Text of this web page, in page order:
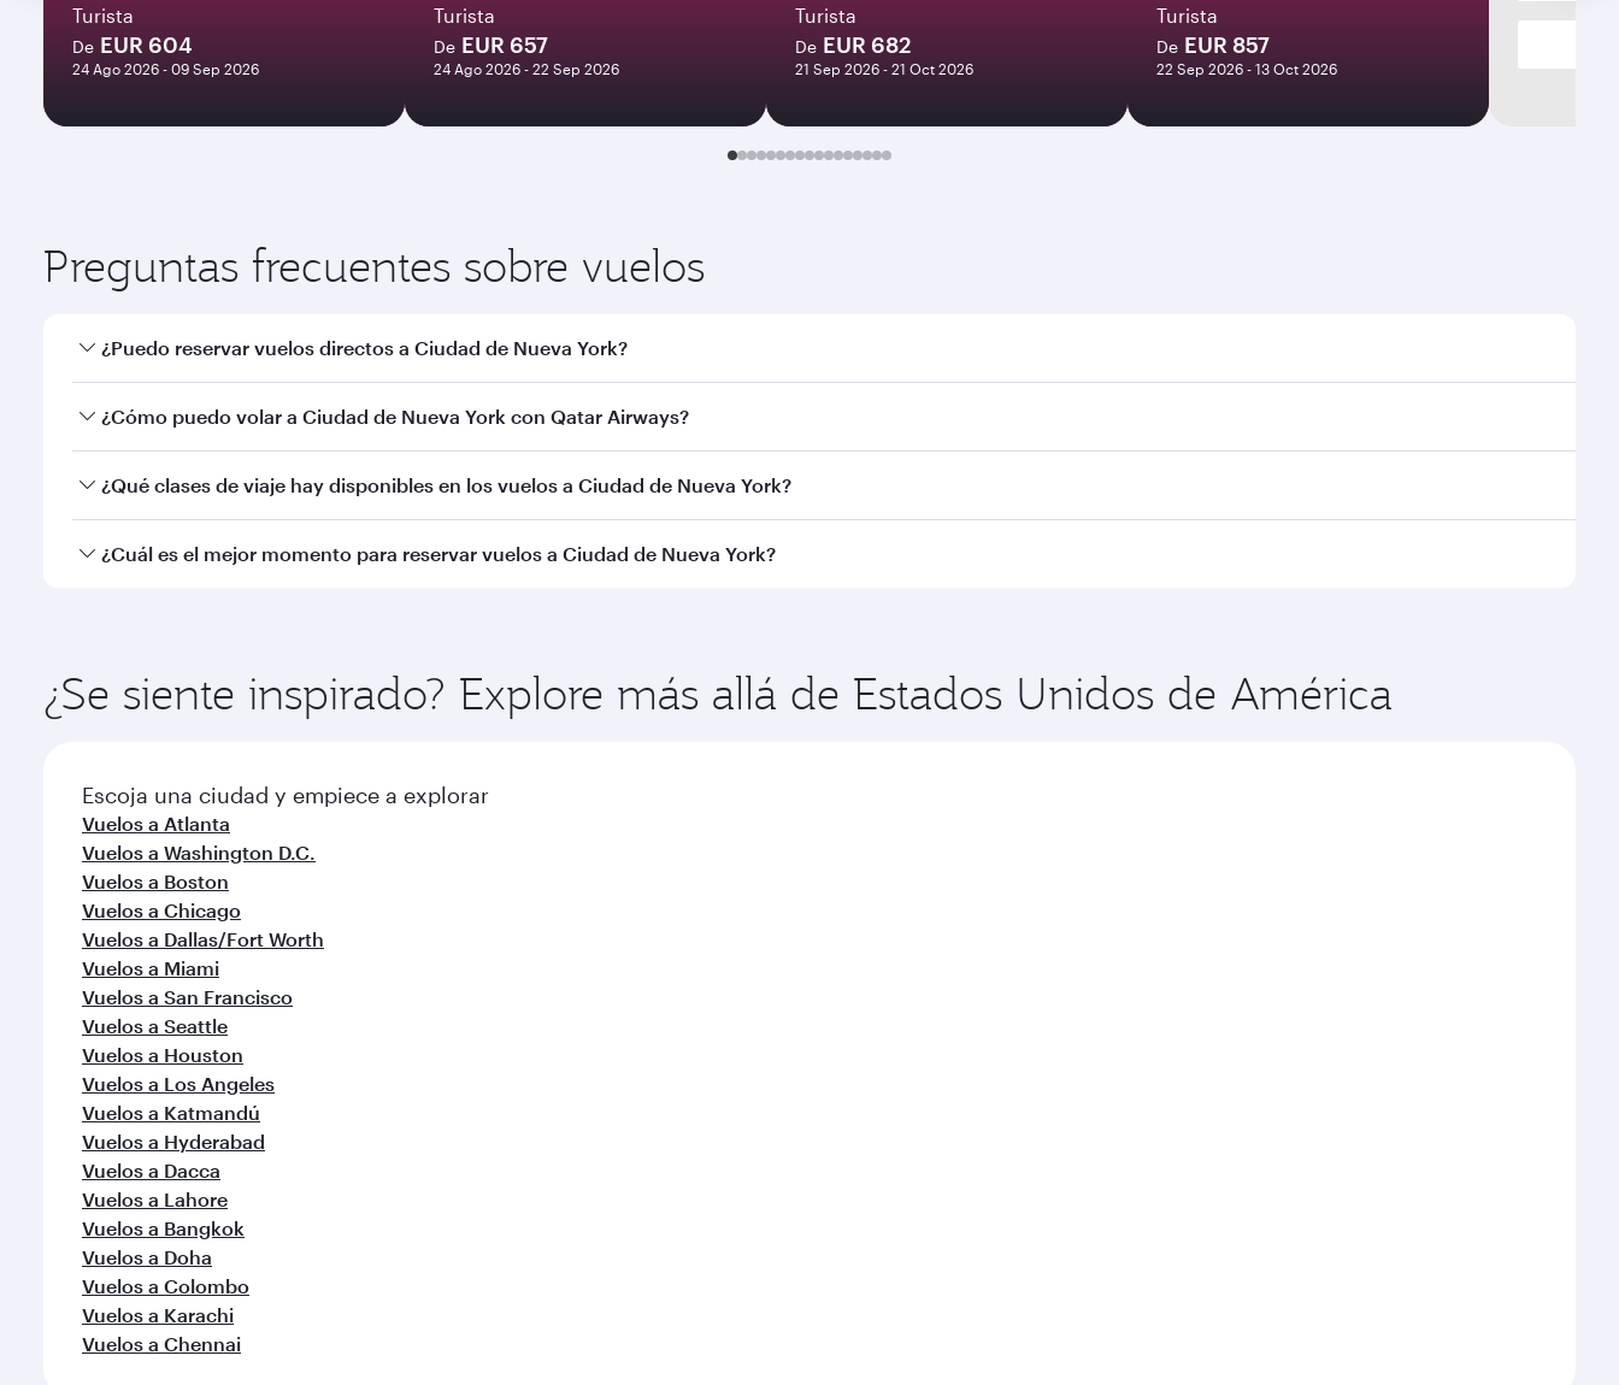
Turista
De EUR 604
24 Ago 2026 - 09 Sep 2026
Turista
De EUR 657
24 Ago 2026 - 22 Sep 2026
Turista
De EUR 682
21 Sep 2026 - 21 Oct 2026
Turista
De EUR 857
22 Sep 2026 - 13 Oct 2026
Preguntas frecuentes sobre vuelos
¿Puedo reservar vuelos directos a Ciudad de Nueva York?
Sí, Qatar Airways opera vuelos directos a Ciudad de Nueva York. Busque vuelos a través en nuestra página de inicio y encontrará los horarios y las frecuencias.
¿Cómo puedo volar a Ciudad de Nueva York con Qatar Airways?
Puede volar directamente a Ciudad de Nueva York con Qatar Airways. Le conectamos con más de 150 destinos a través de Doha, con conexiones ágiles y cómodas
¿Qué clases de viaje hay disponibles en los vuelos a Ciudad de Nueva York?
La disponibilidad de las clases de viaje dependerá de la ruta y la aerolínea operadora. En el caso de los vuelos operados por Qatar Airways, podrá volar en clase
¿Cuál es el mejor momento para reservar vuelos a Ciudad de Nueva York?
¿Se siente inspirado? Explore más allá de Estados Unidos de América
Escoja una ciudad y empiece a explorar
Vuelos a Atlanta
Vuelos a Washington D.C.
Vuelos a Boston
Vuelos a Chicago
Vuelos a Dallas/Fort Worth
Vuelos a Miami
Vuelos a San Francisco
Vuelos a Seattle
Vuelos a Houston
Vuelos a Los Angeles
Vuelos a Katmandú
Vuelos a Hyderabad
Vuelos a Dacca
Vuelos a Lahore
Vuelos a Bangkok
Vuelos a Doha
Vuelos a Colombo
Vuelos a Karachi
Vuelos a Chennai